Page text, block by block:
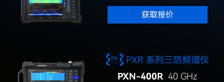
获取报价
PXR 系列三防频谱仪
PXN-400R 40 GHz